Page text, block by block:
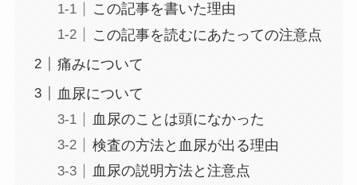
この記事を書いた理由
この記事を読むにあたっての注意点
痛みについて
血尿について
血尿のことは頭になかった
検査の方法と血尿が出る理由
血尿の説明方法と注意点